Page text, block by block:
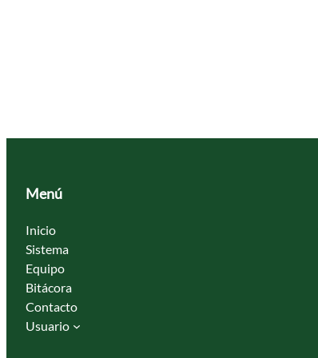
Menú
Inicio
Sistema
Equipo
Bitácora
Contacto
Usuario